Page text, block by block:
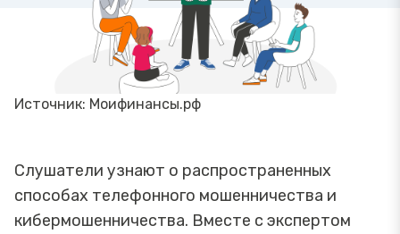
Источник: Моифинансы.рф
Слушатели узнают о распространенных
способах телефонного мошенничества и
кибермошенничества. Вместе с экспертом